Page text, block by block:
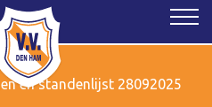
en standenlijst 28092025